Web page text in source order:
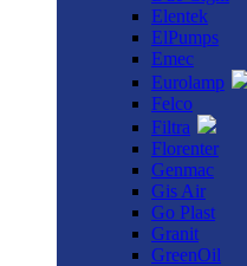
Elentek
ElPumps
Emec
Eurolamp
Felco
Filtra
Florenter
Genmac
Gis Air
Go Plast
Granit
GreenOil